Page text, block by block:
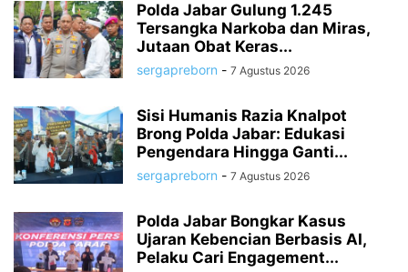
Polda Jabar Gulung 1.245
Tersangka Narkoba dan Miras,
Jutaan Obat Keras...
sergapreborn - 7 Agustus 2026
Sisi Humanis Razia Knalpot
Brong Polda Jabar: Edukasi
Pengendara Hingga Ganti...
sergapreborn - 7 Agustus 2026
Polda Jabar Bongkar Kasus
Ujaran Kebencian Berbasis AI,
Pelaku Cari Engagement...